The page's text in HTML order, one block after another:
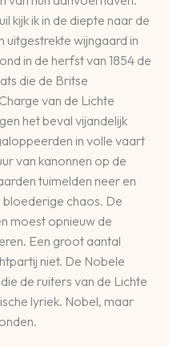
kijk ik in de diepte naar de
uitgestrekte wijngaard in
in de herfst van 1854 de
die de Britse
van de Lichte
het beval vijandelijk
in volle vaart
van kanonnen op de
tuimelden neer en
bloederige chaos. De
moest opnieuw de
Een groot aantal
niet. De Nobele
de ruiters van de Lichte
lyriek. Nobel, maar